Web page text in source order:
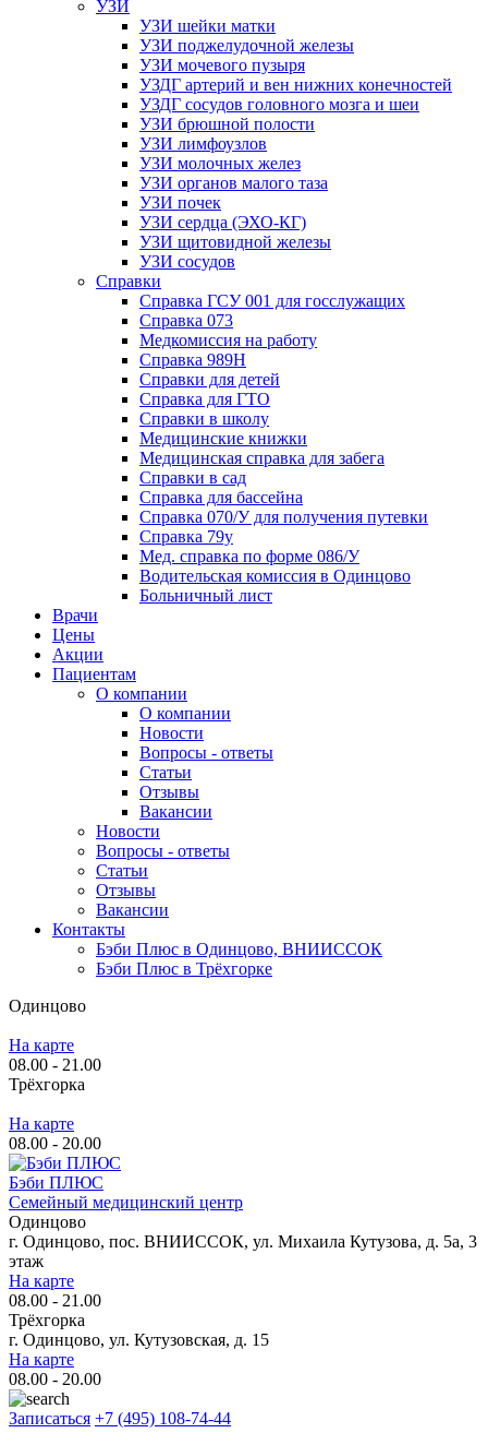
УЗИ
УЗИ шейки матки
УЗИ поджелудочной железы
УЗИ мочевого пузыря
УЗДГ артерий и вен нижних конечностей
УЗДГ сосудов головного мозга и шеи
УЗИ брюшной полости
УЗИ лимфоузлов
УЗИ молочных желез
УЗИ органов малого таза
УЗИ почек
УЗИ сердца (ЭХО-КГ)
УЗИ щитовидной железы
УЗИ сосудов
Справки
Справка ГСУ 001 для госслужащих
Справка 073
Медкомиссия на работу
Справка 989Н
Справки для детей
Справка для ГТО
Справки в школу
Медицинские книжки
Медицинская справка для забега
Справки в сад
Справка для бассейна
Справка 070/У для получения путевки
Справка 79у
Мед. справка по форме 086/У
Водительская комиссия в Одинцово
Больничный лист
Врачи
Цены
Акции
Пациентам
О компании
О компании
Новости
Вопросы - ответы
Статьи
Отзывы
Вакансии
Новости
Вопросы - ответы
Статьи
Отзывы
Вакансии
Контакты
Бэби Плюс в Одинцово, ВНИИССОК
Бэби Плюс в Трёхгорке
Одинцово
На карте
08.00 - 21.00
Трёхгорка
На карте
08.00 - 20.00
Бэби ПЛЮС
Семейный медицинский центр
Одинцово
г. Одинцово, пос. ВНИИССОК, ул. Михаила Кутузова, д. 5а, 3
этаж
На карте
08.00 - 21.00
Трёхгорка
г. Одинцово, ул. Кутузовская, д. 15
На карте
08.00 - 20.00
Записаться +7 (495) 108-74-44